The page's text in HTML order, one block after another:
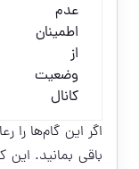
عدم
اطمینان
از
وضعیت
کانال
اگر این گام‌ها را
باقی بمانید. این